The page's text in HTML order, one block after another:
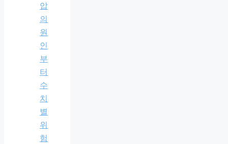
압
의
원
인
부
터
수
치
별
위
험